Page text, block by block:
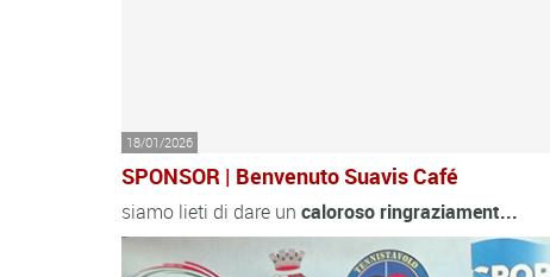
18/01/2026
SPONSOR | Benvenuto Suavis Café
siamo lieti di dare un calorosoringraziament...